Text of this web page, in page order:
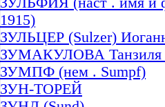
1915)
ЗУЛЬЦЕР (Sulzer)
ЗУМАКУЛОВА Танзиля
ЗУМПФ (нем . Sumpf)
ЗУН-ТОРЕЙ